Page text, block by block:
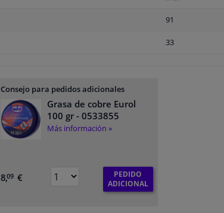
91
33
Consejo para pedidos adicionales
Grasa de cobre Eurol
100 gr- 0533855
Más información »
8,09 €
PEDIDO
ADICIONAL